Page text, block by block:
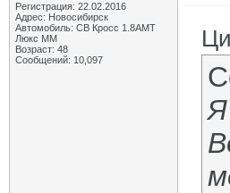
Регистрация: 22.02.2016
Адрес: Новосибирск
Автомобиль: СВ Кросс 1.8АМТ
Люкс ММ
Возраст: 48
Сообщений: 10,097
Я